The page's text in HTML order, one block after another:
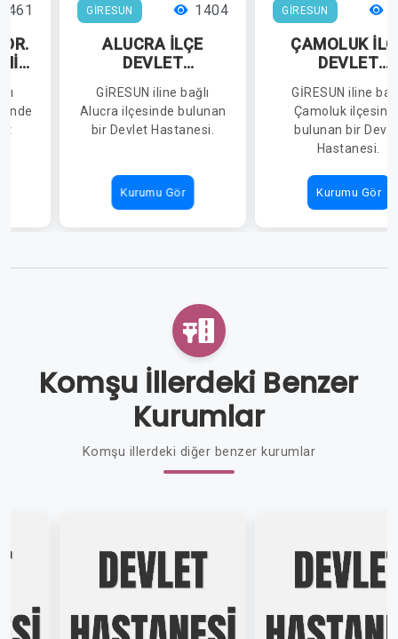
DR.
GİRESUN 1404
ALUCRA İLÇE
DEVLET
GİRESUN iline bağlı
Alucra ilçesinde bulunan
bir Devlet Hastanesi.
Kurumu Gör
GİRESUN
ÇAMOLUK
DEVLET
GİRESUN iline
Çamoluk
bulunan bir
Hastanesi.
Kurumu Gör
Komşu İllerdeki Benzer
Kurumlar
Komşu illerdeki diğer benzer kurumlar